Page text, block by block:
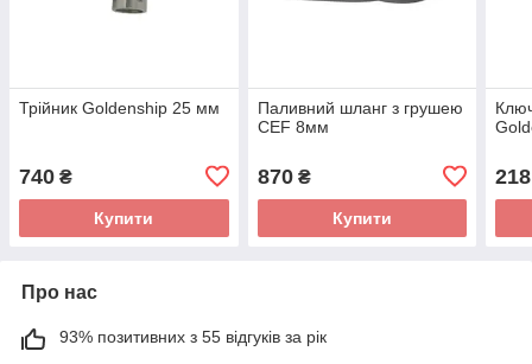
Трійник Goldenship 25 мм
740 ₴
Купити
Паливний шланг з грушею
CEF 8мм
870₴
Купити
218
Про нас
93% позитивних з 55 відгуків за рік